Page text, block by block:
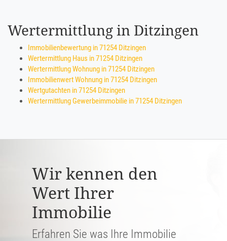
Wertermittlung in Ditzingen
Immobilienbewertung in 71254 Ditzingen
Wertermittlung Haus in 71254 Ditzingen
Wertermittlung Wohnung in 71254 Ditzingen
Immobilienwert Wohnung in 71254 Ditzingen
Wertgutachten in 71254 Ditzingen
Wertermittlung Gewerbeimmobilie in 71254 Ditzingen
Wir kennen den
Wert Ihrer
Immobilie
Erfahren Sie was Ihre Immobilie